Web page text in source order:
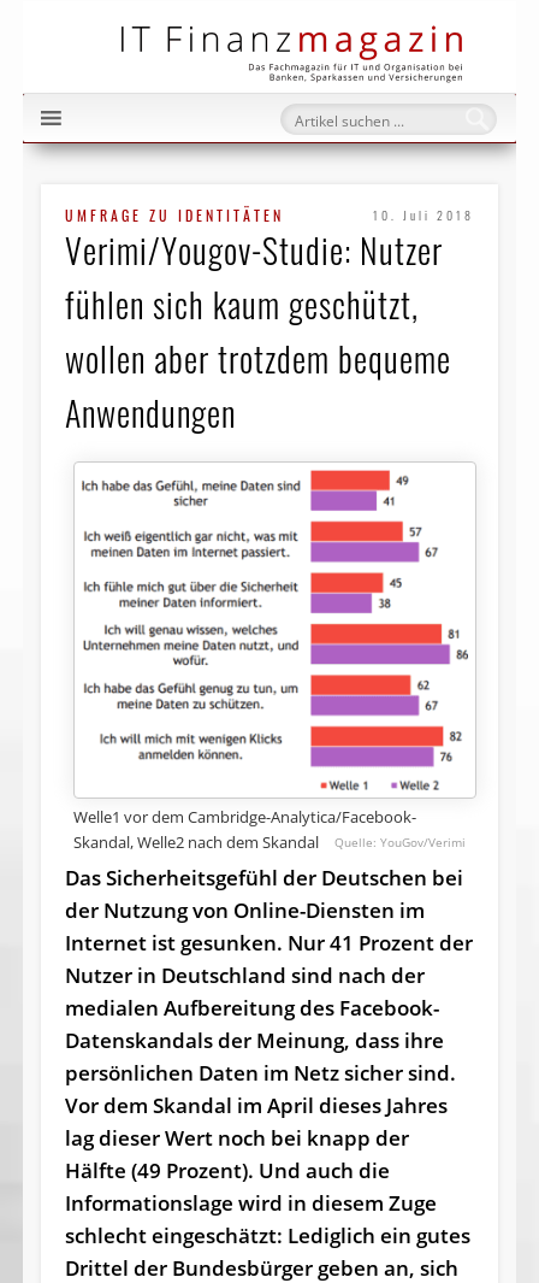
UMFRAGE ZU IDENTITÄTEN 10. Juli 2018
Verimi/Yougov-Studie: Nutzer
fühlen sich kaum geschützt,
wollen aber trotzdem bequeme
Anwendungen
Welle1 vor dem Cambridge-Analytica/Facebook-
Skandal, Welle2 nach dem Skandal
YouGov/Verimi
Das Sicherheitsgefühl der Deutschen bei
der Nutzung von Online-Diensten im
Internet ist gesunken. Nur 41 Prozent der
Nutzer in Deutschland sind nach der
medialen Aufbereitung des Facebook-
Datenskandals der Meinung, dass ihre
persönlichen Daten im Netz sicher sind.
Vor dem Skandal im April dieses Jahres
lag dieser Wert noch bei knapp der
Hälfte (49 Prozent). Und auch die
Informationslage wird in diesem Zuge
schlecht eingeschätzt: Lediglich ein gutes
Drittel der Bundesbürger geben an, sich